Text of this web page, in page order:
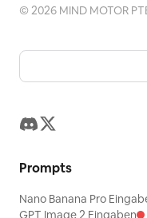
©2026 MIND MOTOR
Prompts
Nano Banana Pro
GPT Image 2 Eingaben